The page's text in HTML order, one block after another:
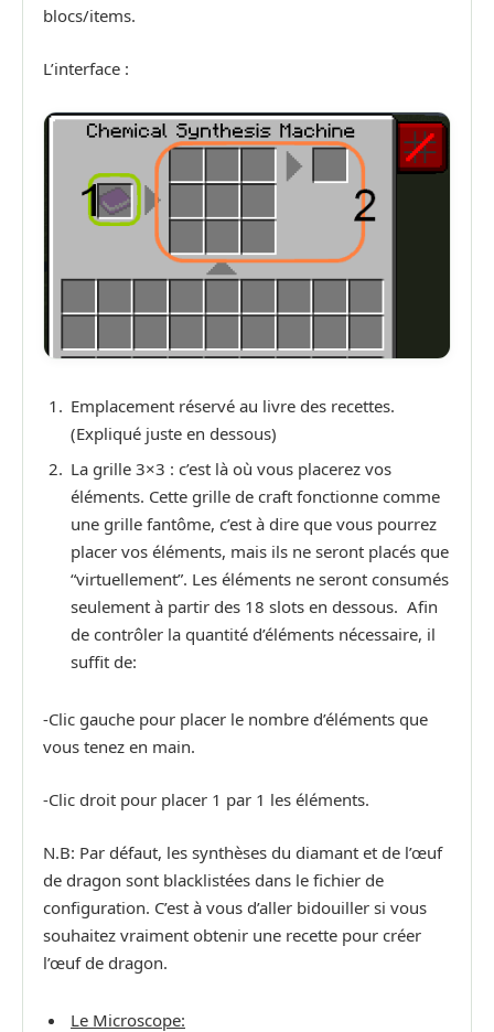
blocs/items.
L’interface :
Emplacement réservé au livre des recettes.
(Expliqué juste en dessous)
La grille 3×3 : c’est là où vous placerez vos
éléments. Cette grille de craft fonctionne comme
une grille fantôme, c’est à dire que vous pourrez
placer vos éléments, mais ils ne seront placés que
“virtuellement”. Les éléments ne seront consumés
seulement à partir des 18 slots en dessous. Afin
de contrôler la quantité d’éléments nécessaire, il
suffit de:
-Clic gauche pour placer le nombre d’éléments que
vous tenez en main.
-Clic droit pour placer 1 par 1 les éléments.
N.B: Par défaut, les synthèses du diamant et de l’œuf
de dragon sont blacklistées dans le fichier de
configuration. C’est à vous d’aller bidouiller si vous
souhaitez vraiment obtenir une recette pour créer
l’œuf de dragon.
Le Microscope: